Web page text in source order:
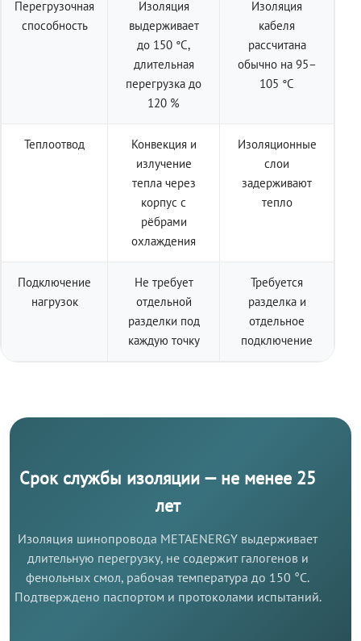
Перегрузочная
способность
Изоляция
выдерживает
до 150 °C,
длительная
перегрузка до
120 %
Изоляция
кабеля
рассчитана
обычно на 95–
105 °C
Теплоотвод
Конвекция и
излучение
тепла через
корпус с
рёбрами
охлаждения
Изоляционные
слои
задерживают
тепло
Подключение
нагрузок
Не требует
отдельной
разделки под
каждую точку
Требуется
разделка и
отдельное
подключение
Срок службы изоляции — не менее 25
лет
Изоляция шинопровода METAENERGY выдерживает
длительную перегрузку, не содержит галогенов и
фенольных смол, рабочая температура до 150 °C.
Подтверждено паспортом и протоколами испытаний.